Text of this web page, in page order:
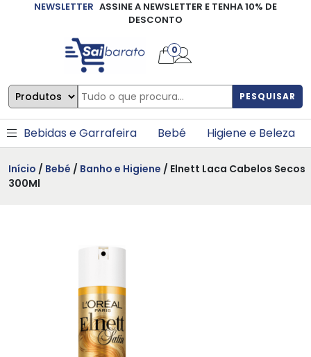
NEWSLETTER ASSINE A NEWSLETTER E TENHA 10% DE
DESCONTO
PESQUISAR
0
Bebidas e Garrafeira Bebé Higiene e Beleza
Início / Bebé / Banho e Higiene / Elnett Laca Cabelos Secos
300Ml